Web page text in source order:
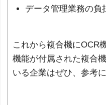
データ管理業務の負
これから複合機にOCR
機能が付属された複合
いる企業はぜひ、参考